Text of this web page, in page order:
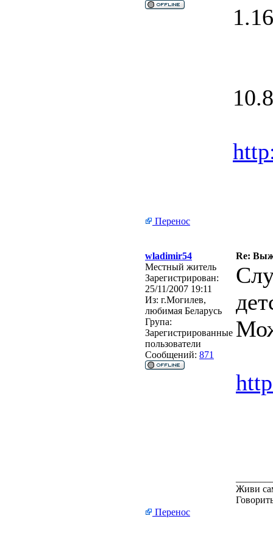
Перенос
wladimir54
Re:
Местный житель
Зарегистрирован:
25/11/2007 19:11
Из: г.Могилев,
любимая Беларусь
Група:
Зарегистрированные
пользователи
Сообщений: 871
Живи
Перенос